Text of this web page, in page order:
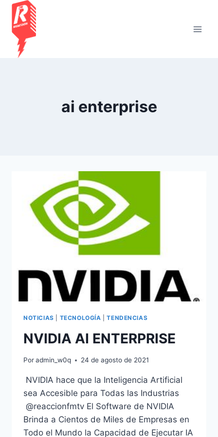
Saltar
contenido
ai enterprise
NOTICIAS TECNOLOGÍA |TENDENCIAS
NVIDIA AI ENTERPRISE
Poradmin_w0q 24 de agosto de 2021
NVIDIA hace que la Inteligencia Artificial
sea Accesible para Todas las Industrias
@reaccionfmtv El Software de NVIDIA
Brinda a Cientos de Miles de Empresas en
Todo el Mundo la Capacidad de Ejecutar IA